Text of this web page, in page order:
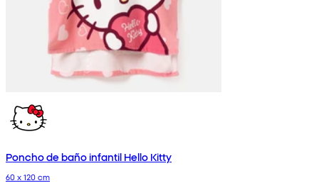
Poncho de baño infantil Hello Kitty
60 x 120 cm